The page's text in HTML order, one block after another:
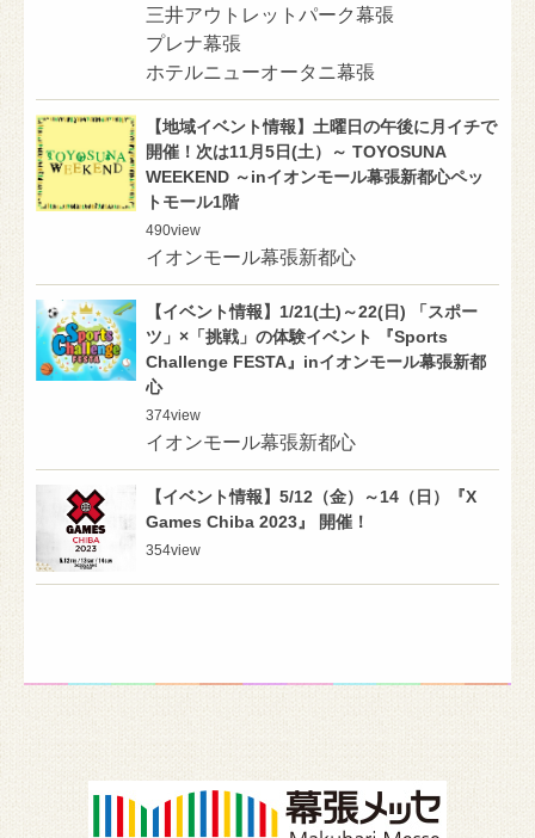
三井アウトレットパーク幕張
プレナ幕張
ホテルニューオータニ幕張
【地域イベント情報】土曜日の午後に月イチで
開催！次は11月5日(土）～ TOYOSUNA
WEEKEND ～inイオンモール幕張新都心ペッ
トモール1階
490view
イオンモール幕張新都心
【イベント情報】1/21(土)～22(日) 「スポー
ツ」×「挑戦」の体験イベント 『Sports
Challenge FESTA』inイオンモール幕張新都
心
374view
イオンモール幕張新都心
【イベント情報】5/12（金）～14（日）『X
Games Chiba 2023』 開催！
354view